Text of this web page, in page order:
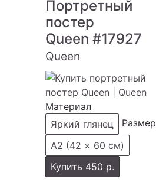
Портретный
постер
Queen #17927
Queen
Материал
Яркий глянец
Размер
А2 (42 × 60 см)
Купить 450 р.